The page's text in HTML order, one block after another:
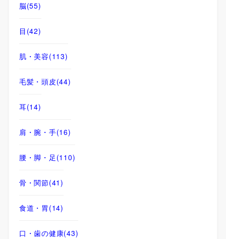
脳(55)
目 (42)
肌・美容(113)
毛髪・頭皮(44)
耳(14)
肩・腕・手(16)
腰・脚・足 (110)
骨・関節(41)
食道・胃 (14)
口・歯の健康(43)